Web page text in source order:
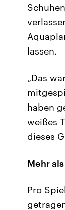
lassen.
„Das
haben
weißes
dieses
Mehr
Pro